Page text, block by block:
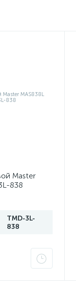
Master
838
TMD-3L-
838